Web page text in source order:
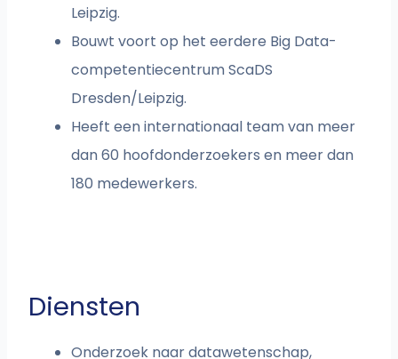
Leipzig.
Bouwt voort op het eerdere Big Data-
competentiecentrum ScaDS
Dresden/Leipzig.
Heeft een internationaal team van meer
dan 60 hoofdonderzoekers en meer dan
180 medewerkers.
Diensten
Onderzoek naar datawetenschap,